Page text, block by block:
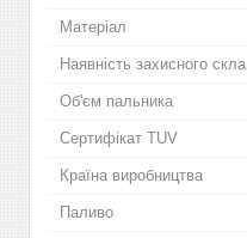
Матеріал
Наявність захисного скла
Об'єм пальника
Сертифікат TUV
Країна виробництва
Паливо